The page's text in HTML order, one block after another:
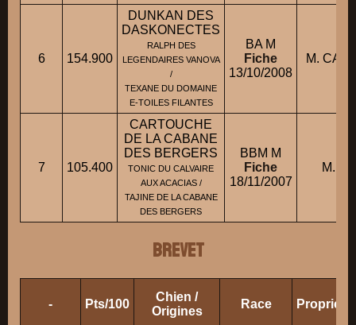
6 154.900
DUNKAN DES
DASKONECTES
RALPH DES
LEGENDAIRES VANOVA
/
TEXANE DU DOMAINE
E-TOILES FILANTES
BA M
Fiche
13/10/2008
M.
7 105.400
CARTOUCHE
DE LA CABANE
DES BERGERS
TONIC DU CALVAIRE
AUX ACACIAS /
TAJINE DE LA CABANE
DES BERGERS
BBM M
Fiche
18/11/2007
M.
BREVET
- Pts/100
Chien /
Origines
Race